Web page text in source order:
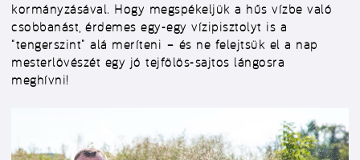
kormányzásával. Hogy megspékeljük a hűs vízbe való
csobbanást, érdemes egy-egy vízipisztolyt is a
“tengerszint” alá meríteni – és ne felejtsük el a nap
mesterlövészét egy jó tejfölös-sajtos lángosra
meghívni!